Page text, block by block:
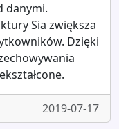
danymi.
Sia zwiększa
Dzięki
2019-07-17